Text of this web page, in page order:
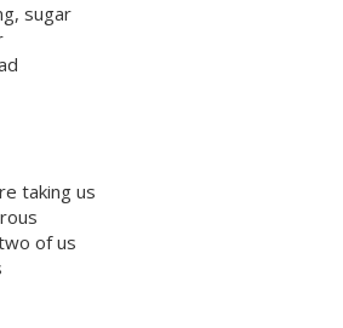
sugar
taking us
of us